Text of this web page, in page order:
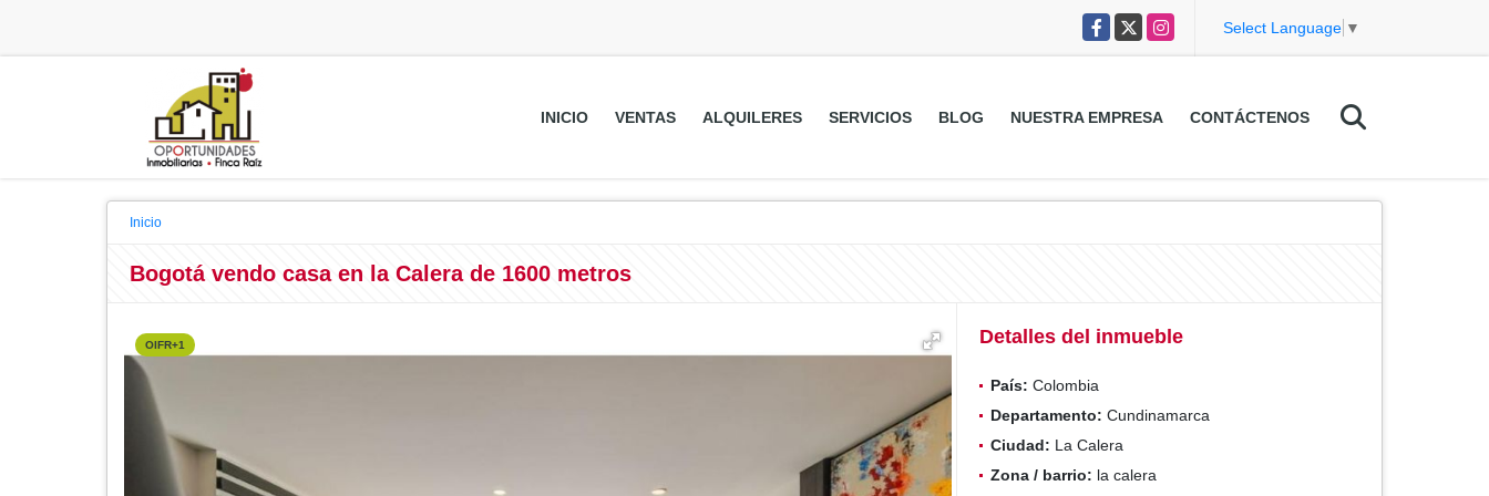
Facebook
X Instagram Select Language ▼
INICIO VENTAS ALQUILERES SERVICIOS BLOG NUESTRA EMPRESA CONTÁCTENOS
Inicio
Bogotá vendo casa en la Calera de 1600 metros
OIFR+1 Detalles del inmueble
País: Colombia
Departamento: Cundinamarca
Ciudad: La Calera
Zona / barrio: la calera